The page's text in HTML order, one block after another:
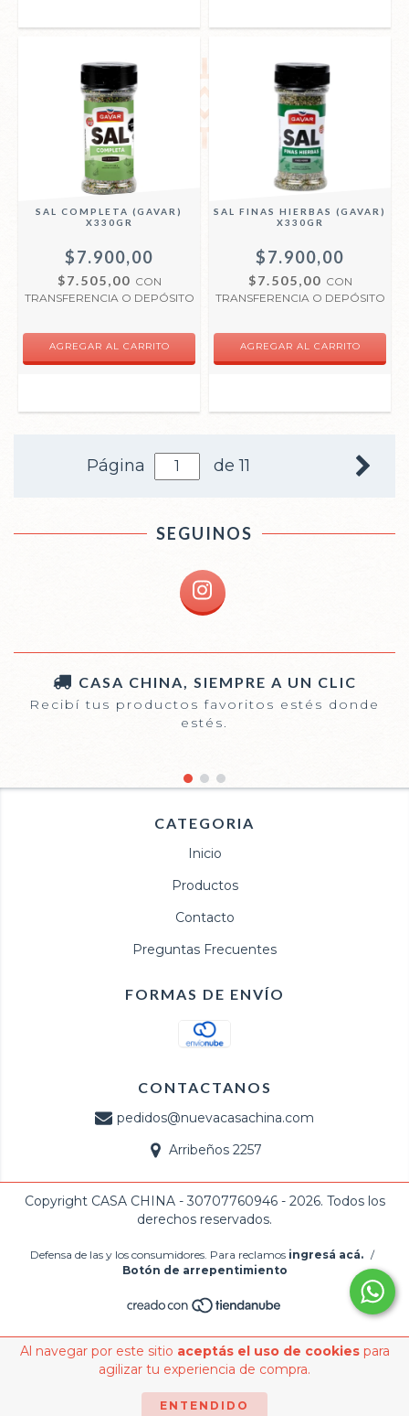
Al navegar por este sitio aceptás el uso de cookiespara
agilizar tu experiencia de compra.
ENTENDIDO
SAL COMPLETA (GAVAR)
X330GR
$7.900,00
$7.505,00 CON
TRANSFERENCIA O DEPÓSITO
SAL FINAS HIERBAS (GAVAR)
X330GR
$7.900,00
$7.505,00 CON
TRANSFERENCIA O DEPÓSITO
Página de 11
SEGUINOS
CASA CHINA, SIEMPRE A UN CLIC
Recibí tus productos favoritos estés donde
estés.
CATEGORIA
Inicio
Productos
Contacto
Preguntas Frecuentes
FORMAS DE ENVÍO
CONTACTANOS
pedidos@nuevacasachina.com
Arribeños 2257
Copyright CASA CHINA - 30707760946 - 2026. Todos los
derechos reservados.
Defensa de las y los consumidores. Para reclamos ingresá acá. /
Botón de arrepentimiento